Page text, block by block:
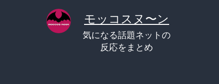
モッコスヌ〜ン
気になる話題ネットの
反応をまとめ